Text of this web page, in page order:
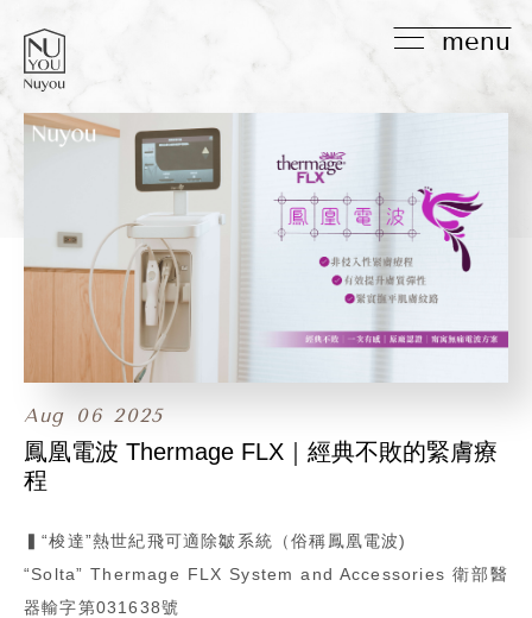
menu
Aug 06 2025
鳳凰電波 Thermage FLX｜經典不敗的緊膚療
程
▍“梭達”熱世紀飛可適除皺系統（俗稱鳳凰電波)
“Solta” Thermage FLX System and Accessories 衛部醫
器輸字第031638號